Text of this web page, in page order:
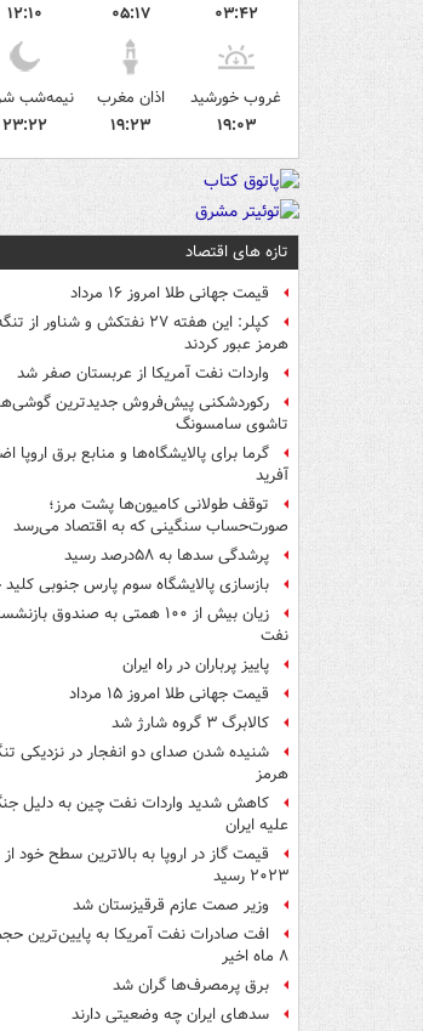
۰۳:۴۲
۰۵:۱۷
۱۲:۱۰
غروب خورشید
۱۹:۰۳
اذان مغرب
۱۹:۲۳
نیمه‌شب
۲۳:۲۲
تازه های اقتصاد
قیمت جهانی طلا امروز ۱۶ مرداد
کپلر: این هفته ۲۷ نفتکش و شناور از
هرمز عبور کردند
واردات نفت آمریکا از عربستان صفر شد
رکوردشکنی پیش‌فروش جدیدترین
تاشوی سامسونگ
گرما برای پالایشگاه‌ها و منابع برق اروپا
آفرید
توقف طولانی کامیون‌ها پشت مرز؛
صورت‌حساب سنگینی که به اقتصاد می‌رسد
پرشدگی سدها به ۵۸درصد رسید
بازسازی پالایشگاه سوم پارس جنوبی کلید
زیان بیش از ۱۰۰ همتی به صندوق‌
نفت
پاییز پرباران در راه ایران
قیمت جهانی طلا امروز ۱۵ مرداد
کالابرگ ۳ گروه شارژ شد
شنیده شدن صدای دو انفجار در نزدیکی
هرمز
کاهش شدید واردات نفت چین به دلیل
علیه ایران
قیمت گاز در اروپا به بالاترین سطح خود از
۲۰۲۳ رسید
وزیر صمت عازم قرقیزستان شد
افت صادرات نفت آمریکا به پایین‌ترین
۸ ماه اخیر
برق پرمصرف‌ها گران شد
سدهای ایران چه وضعیتی دارند